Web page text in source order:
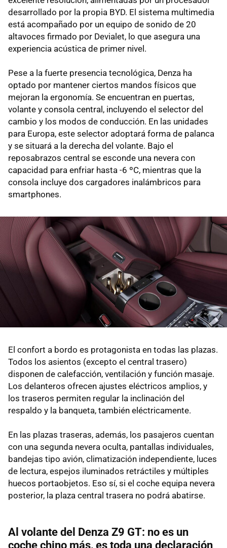
desarrollado por la propia BYD. El sistema multimedia
está acompañado por un equipo de sonido de 20
altavoces firmado por Devialet, lo que asegura una
experiencia acústica de primer nivel.
Pese a la fuerte presencia tecnológica, Denza ha
optado por mantener ciertos mandos físicos que
mejoran la ergonomía. Se encuentran en puertas,
volante y consola central, incluyendo el selector del
cambio y los modos de conducción. En las unidades
para Europa, este selector adoptará forma de palanca
y se situará a la derecha del volante. Bajo el
reposabrazos central se esconde una nevera con
capacidad para enfriar hasta -6 ºC, mientras que la
consola incluye dos cargadores inalámbricos para
smartphones.
El confort a bordo es protagonista en todas las plazas.
Todos los asientos (excepto el central trasero)
disponen de calefacción, ventilación y función masaje.
Los delanteros ofrecen ajustes eléctricos amplios, y
los traseros permiten regular la inclinación del
respaldo y la banqueta, también eléctricamente.
En las plazas traseras, además, los pasajeros cuentan
con una segunda nevera oculta, pantallas individuales,
bandejas tipo avión, climatización independiente, luces
de lectura, espejos iluminados retráctiles y múltiples
huecos portaobjetos. Eso sí, si el coche equipa nevera
posterior, la plaza central trasera no podrá abatirse.
Al volante del Denza Z9 GT: no es un
coche chino más, es toda una declaración